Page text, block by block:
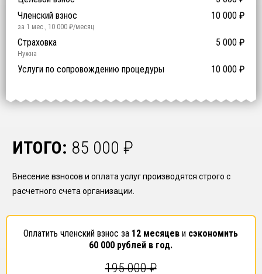
й уровень ответственности:
Членский взнос
10 000 ₽
за 1 мес., 10 000 ₽/месяц
Предоставление специалистов НРС 0 ₽
0₽ за человека
Сертификат ISO 9001 14 500 ₽
ISO 9001
Сертификат ISO 14001 14 500 ₽
ISO 14001
Сертификат OHSAS 18001 14 500 ₽
OHSAS 18001
Страховка 5 000 ₽
Нужна
Услуги по сопровождению процедуры 10 000 ₽
ИТОГО: 85 000 ₽
Внесение взносов и оплата услуг производятся строго с
расчетного счета организации.
Оплатить членский взнос за 12 месяцев и сэкономить
60 000 рублей в год.
195 000₽